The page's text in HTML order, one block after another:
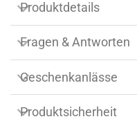
Produktdetails
Fragen & Antworten
Geschenkanlässe
Produktsicherheit